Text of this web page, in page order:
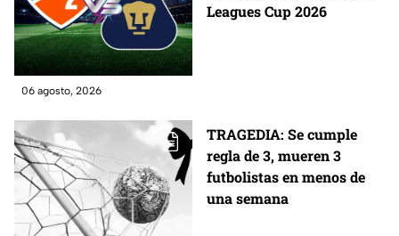
Leagues Cup 2026
06 agosto, 2026
TRAGEDIA: Se cumple
regla de 3, mueren 3
futbolistas en menos de
una semana